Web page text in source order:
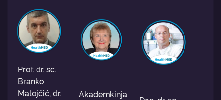
Prof. dr. sc.
Branko
Malojčić, dr.
Akademkinja